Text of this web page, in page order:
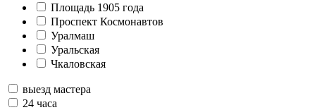
Площадь 1905 года
Проспект Космонавтов
Уралмаш
Уральская
Чкаловская
выезд мастера
24 часа